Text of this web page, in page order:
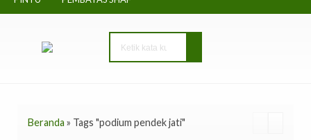
Beranda » Tags "podium pendek jati"